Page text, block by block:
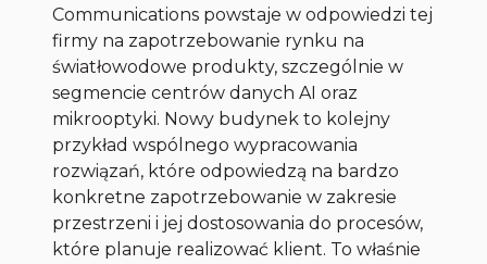
Communications powstaje w odpowiedzi tej
firmy na zapotrzebowanie rynku na
światłowodowe produkty, szczególnie w
segmencie centrów danych AI oraz
mikrooptyki. Nowy budynek to kolejny
przykład wspólnego wypracowania
rozwiązań, które odpowiedzą na bardzo
konkretne zapotrzebowanie w zakresie
przestrzeni i jej dostosowania do procesów,
które planuje realizować klient. To właśnie